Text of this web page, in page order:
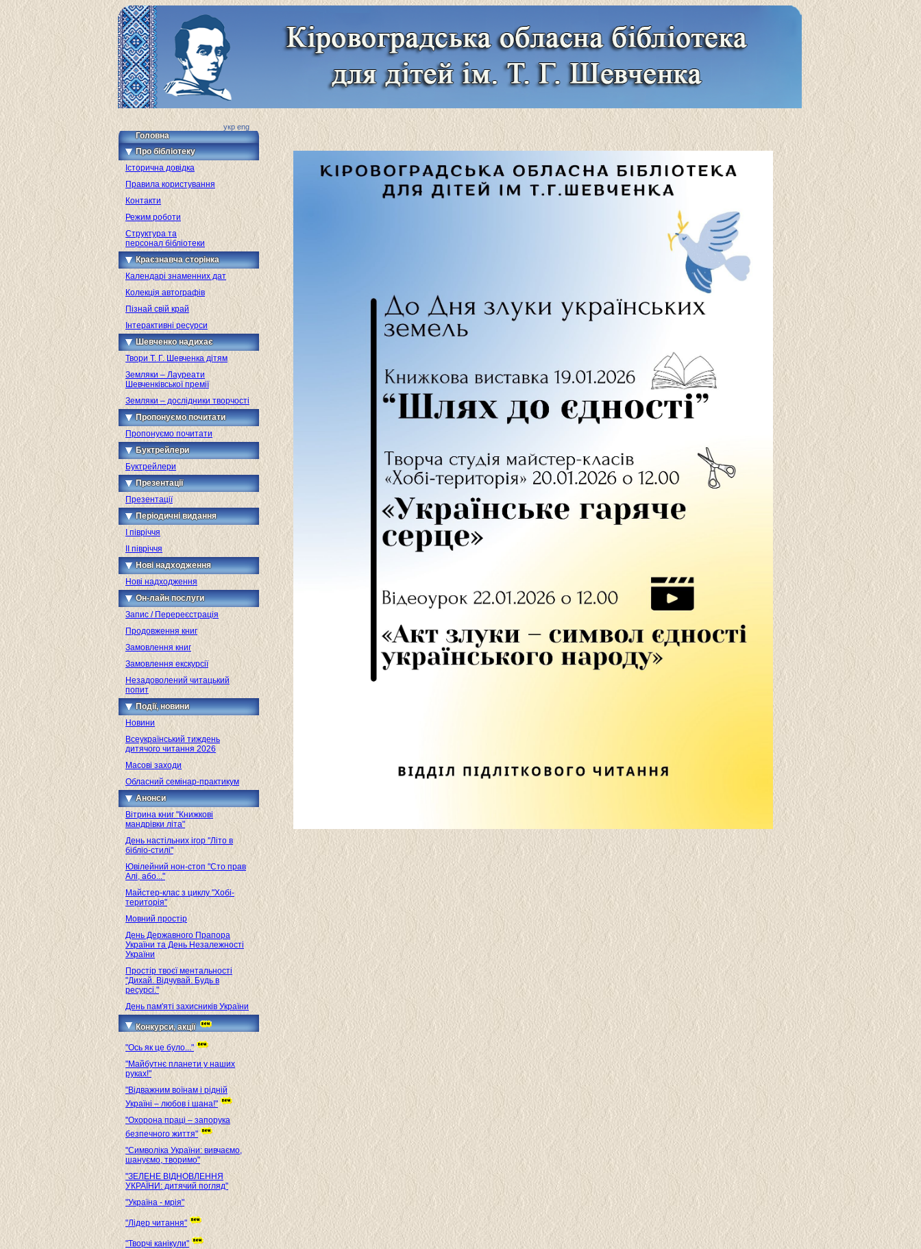
укр eng
Головна
Про бібліотеку
Історична довідка
Правила користування
Контакти
Режим роботи
Структура та
персонал бібліотеки
Краєзнавча сторінка
Календарі знаменних дат
Колекція автографів
Пізнай свій край
Інтерактивні ресурси
Шевченко надихає
Твори Т. Г. Шевченка дітям
Земляки – Лауреати
Шевченківської премії
Земляки – дослідники творчості
Пропонуємо почитати
Пропонуємо почитати
Буктрейлери
Буктрейлери
Презентації
Презентації
Періодичні видання
I півріччя
II півріччя
Нові надходження
Нові надходження
Он-лайн послуги
Запис / Перереєстрація
Продовження книг
Замовлення книг
Замовлення екскурсії
Незадоволений читацький
попит
Події, новини
Новини
Всеукраїнський тиждень
дитячого читання 2026
Масові заходи
Обласний семінар-практикум
Анонси
Вітрина книг "Книжкові
мандрівки літа"
День настільних ігор "Літо в
бібліо-стилі"
Ювілейний нон-стоп "Сто прав
Алі, або..."
Майстер-клас з циклу "Хобі-
територія"
Мовний простір
День Державного Прапора
України та День Незалежності
України
Простір твоєї ментальності
"Дихай. Відчувай. Будь в
ресурсі."
День пам'яті захисників України
Конкурси, акції
"Ось як це було..."
"Майбутнє планети у наших
руках!"
"Відважним воїнам і рідній
Україні – любов і шана!"
"Охорона праці – запорука
безпечного життя"
"Символіка України: вивчаємо,
шануємо, творимо"
"ЗЕЛЕНЕ ВІДНОВЛЕННЯ
УКРАЇНИ: дитячий погляд"
"Україна - мрія"
"Лідер читання"
"Творчі канікули"